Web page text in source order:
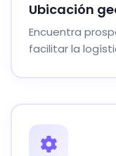
Ubicación
Encuentra
facilitar la